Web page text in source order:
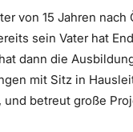
von 15 Jahren
sein Vater hat
dann die
mit Sitz in
und betreut große